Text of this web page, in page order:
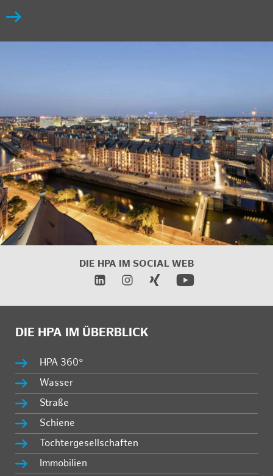
DIE HPA IM SOCIAL WEB
DIE HPA IM ÜBERBLICK
HPA 360°
Wasser
Straße
Schiene
Tochtergesellschaften
Immobilien